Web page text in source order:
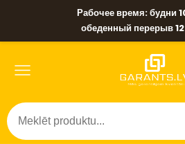
Рабочее время: будни
обеденный перерыв